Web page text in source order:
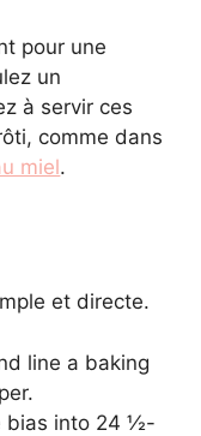
pour une
un
à servir ces
comme dans
miel.
et directe.
line a baking
bias into 24 ½-